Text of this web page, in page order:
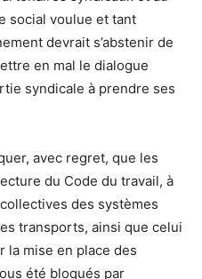
social voulue et tant
devrait s’abstenir de
en mal le dialogue
syndicale à prendre ses
avec regret, que les
du Code du travail, à
des systèmes
transports, ainsi que celui
la mise en place des
été bloqués par